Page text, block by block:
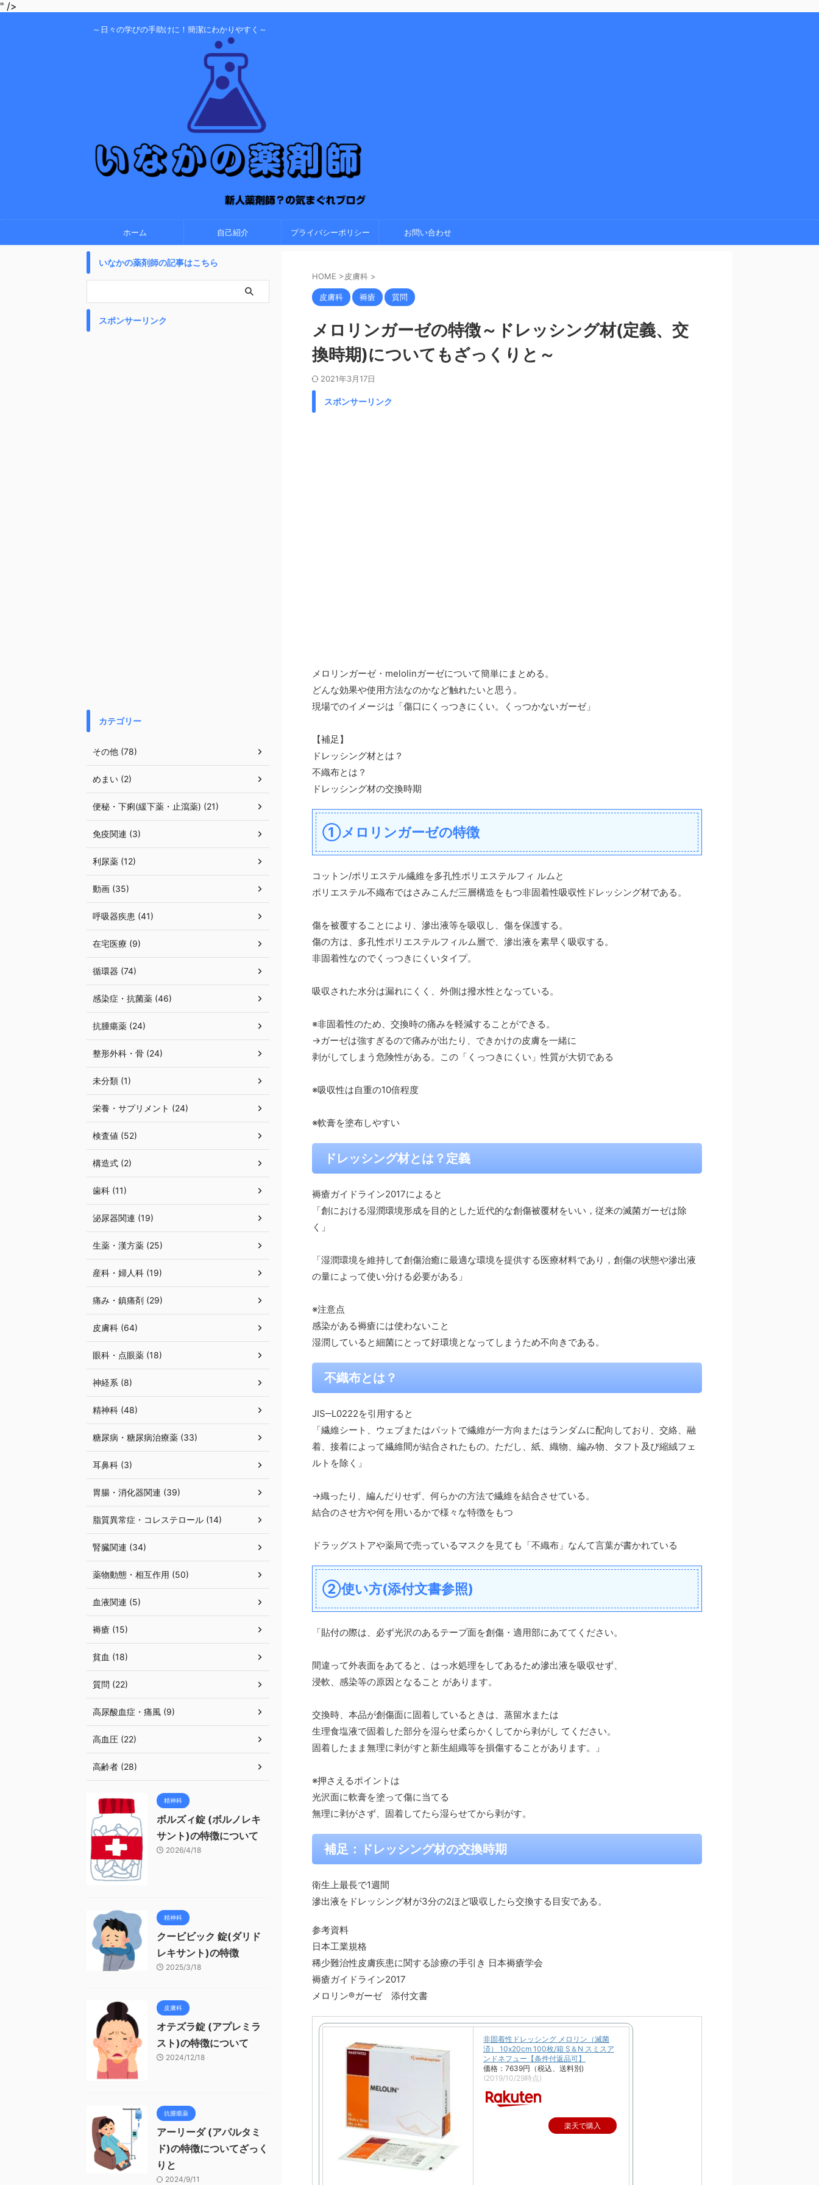
" />
～日々の学びの手助けに！簡潔にわかりやすく～
ホーム 自己紹介 プライバシーポリシー お問い合わせ
HOME >皮膚科 >
皮膚科 褥瘡 質問
メロリンガーゼの特徴～ドレッシング材(定義、交
換時期)についてもざっくりと～
2021年3月17日
スポンサーリンク
メロリンガーゼ・melolinガーゼについて簡単にまとめる。
どんな効果や使用方法なのかなど触れたいと思う。
現場でのイメージは「傷口にくっつきにくい。くっつかないガーゼ」
【補足】
ドレッシング材とは？
不織布とは？
ドレッシング材の交換時期
①メロリンガーゼの特徴
コットン/ポリエステル繊維を多孔性ポリエステルフィ ルムと
ポリエステル不織布ではさみこんだ三層構造をもつ非固着性吸収性ドレッシング材である。
傷を被覆することにより、滲出液等を吸収し、傷を保護する。
傷の方は、多孔性ポリエステルフィルム層で、滲出液を素早く吸収する。
非固着性なのでくっつきにくいタイプ。
吸収された水分は漏れにくく、外側は撥水性となっている。
※非固着性のため、交換時の痛みを軽減することができる。
→ガーゼは強すぎるので痛みが出たり、できかけの皮膚を一緒に
剥がしてしまう危険性がある。この「くっつきにくい」性質が大切である
※吸収性は自重の10倍程度
※軟膏を塗布しやすい
ドレッシング材とは？定義
褥瘡ガイドライン2017によると
「創における湿潤環境形成を目的とした近代的な創傷被覆材をいい，従来の滅菌ガーゼは除
く」
「湿潤環境を維持して創傷治癒に最適な環境を提供する医療材料であり，創傷の状態や滲出液
の量によって使い分ける必要がある」
※注意点
感染がある褥瘡には使わないこと
湿潤していると細菌にとって好環境となってしまうため不向きである。
不織布とは？
JIS‒L0222を引用すると
「繊維シート、ウェブまたはパットで繊維が一方向またはランダムに配向しており、交絡、融
着、接着によって繊維間が結合されたもの。ただし、紙、織物、編み物、タフト及び縮絨フェ
ルトを除く」
→織ったり、編んだりせず、何らかの方法で繊維を結合させている。
結合のさせ方や何を用いるかで様々な特徴をもつ
ドラッグストアや薬局で売っているマスクを見ても「不織布」なんて言葉が書かれている
②使い方(添付文書参照)
「貼付の際は、必ず光沢のあるテープ面を創傷・適用部にあててください。
間違って外表面をあてると、はっ水処理をしてあるため滲出液を吸収せず、
浸軟、感染等の原因となること があります。
交換時、本品が創傷面に固着しているときは、蒸留水または
生理食塩液で固着した部分を湿らせ柔らかくしてから剥がし てください。
固着したまま無理に剥がすと新生組織等を損傷することがあります。」
※押さえるポイントは
光沢面に軟膏を塗って傷に当てる
無理に剥がさず、固着してたら湿らせてから剥がす。
補足：ドレッシング材の交換時期
衛生上最長で1週間
滲出液をドレッシング材が3分の2ほど吸収したら交換する目安である。
参考資料
日本工業規格
稀少難治性皮膚疾患に関する診療の手引き 日本褥瘡学会
褥瘡ガイドライン2017
メロリン®ガーゼ 添付文書
非固着性ドレッシング メロリン（滅菌
済） 10x20cm 100枚/箱 S＆N スミスア
ンドネフュー【条件付返品可】
価格：7639円（税込、送料別)
(2019/10/29時点)
楽天で購入
いなかの薬剤師の記事はこちら
スポンサーリンク
カテゴリー
その他 (78)
めまい (2)
便秘・下痢(緩下薬・止瀉薬) (21)
免疫関連 (3)
利尿薬 (12)
動画 (35)
呼吸器疾患 (41)
在宅医療 (9)
循環器 (74)
感染症・抗菌薬 (46)
抗腫瘍薬 (24)
整形外科・骨 (24)
未分類 (1)
栄養・サプリメント (24)
検査値 (52)
構造式 (2)
歯科 (11)
泌尿器関連 (19)
生薬・漢方薬 (25)
産科・婦人科 (19)
痛み・鎮痛剤 (29)
皮膚科 (64)
眼科・点眼薬 (18)
神経系 (8)
精神科 (48)
糖尿病・糖尿病治療薬 (33)
耳鼻科 (3)
胃腸・消化器関連 (39)
脂質異常症・コレステロール (14)
腎臓関連 (34)
薬物動態・相互作用 (50)
血液関連 (5)
褥瘡 (15)
貧血 (18)
質問 (22)
高尿酸血症・痛風 (9)
高血圧 (22)
高齢者 (28)
精神科
ボルズィ錠 (ボルノレキ
サント)の特徴について
2026/4/18
精神科
クービビック 錠(ダリド
レキサント)の特徴
2025/3/18
皮膚科
オテズラ錠 (アプレミラ
スト)の特徴について
2024/12/18
抗腫瘍薬
アーリーダ (アパルタミ
ド)の特徴についてざっく
りと
2024/9/11